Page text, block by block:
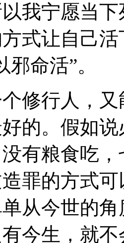
我宁愿当
式让自己
命活”。
行人，又
的。假如
有粮食吃
罪的方式
从今世的
今生，就